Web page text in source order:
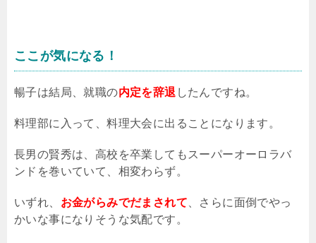
ここが気になる！
暢子は結局、就職の内定を辞退 したんですね。
料理部に入って、料理大会に出ることになります。
長男の賢秀は、高校を卒業してもスーパーオーロラバ
ンドを巻いていて、相変わらず。
いずれ、 お金がらみでだまされて 、さらに面倒でやっ
かいな事になりそうな気配です。